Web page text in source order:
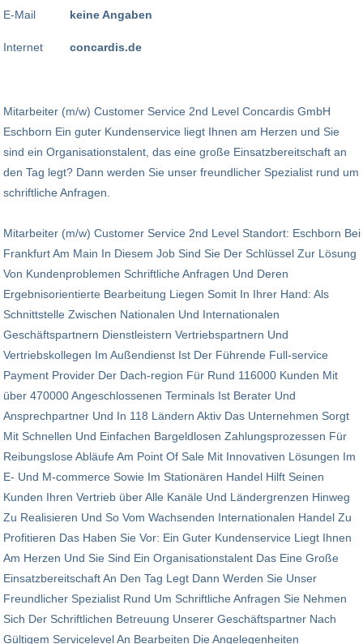
E-Mail
Internet
keine Angaben
concardis.de
Mitarbeiter (m/w) Customer Service 2nd Level Concardis GmbH
Eschborn Ein guter Kundenservice liegt Ihnen am Herzen und Sie
sind ein Organisationstalent, das eine große Einsatzbereitschaft an
den Tag legt? Dann werden Sie unser freundlicher Spezialist rund um
schriftliche Anfragen.
Mitarbeiter (m/w) Customer Service 2nd Level Standort: Eschborn Bei
Frankfurt Am Main In Diesem Job Sind Sie Der Schlüssel Zur Lösung
Von Kundenproblemen Schriftliche Anfragen Und Deren
Ergebnisorientierte Bearbeitung Liegen Somit In Ihrer Hand: Als
Schnittstelle Zwischen Nationalen Und Inter­nationalen
Geschäftspartnern Dienstleistern Vertriebspartnern Und
Vertriebskollegen Im Außendienst Ist Der Führende Full-service
Payment Provider Der Dach-region Für Rund 116000 Kunden Mit
über 470000 Angeschlossenen Terminals Ist Berater Und
Ansprechpartner Und In 118 Ländern Aktiv Das Unternehmen Sorgt
Mit Schnellen Und Einfachen Bargeldlosen Zahlungsprozessen Für
Reibungslose Abläufe Am Point Of Sale Mit Innovativen Lösungen Im
E- Und M-commerce Sowie Im Stationären Handel Hilft Seinen
Kunden Ihren Vertrieb über Alle Kanäle Und Ländergrenzen Hinweg
Zu Realisieren Und So Vom Wachsenden Internationalen Handel Zu
Profitieren Das Haben Sie Vor: Ein Guter Kundenservice Liegt Ihnen
Am Herzen Und Sie Sind Ein Organisationstalent Das Eine Große
Einsatzbereitschaft An Den Tag Legt Dann Werden Sie Unser
Freundlicher Spezialist Rund Um Schriftliche Anfragen Sie Nehmen
Sich Der Schriftlichen Betreuung Unserer Geschäftspartner Nach
Gültigem Servicelevel An Bearbeiten Die Angelegenheiten